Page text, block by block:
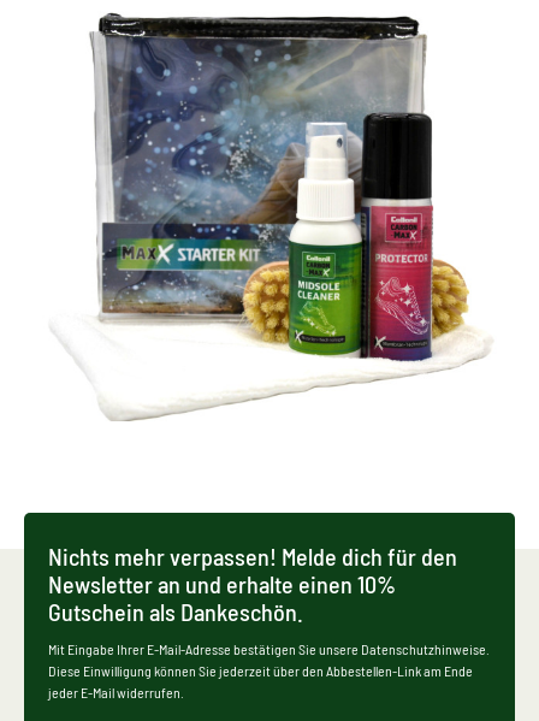
Nichts mehr verpassen! Melde dich für den
Newsletter an und erhalte einen 10%
Gutschein als Dankeschön.
Mit Eingabe Ihrer E-Mail-Adresse bestätigen Sie unsere Datenschutzhinweise.
Diese Einwilligung können Sie jederzeit über den Abbestellen-Link am Ende
jeder E-Mail widerrufen.